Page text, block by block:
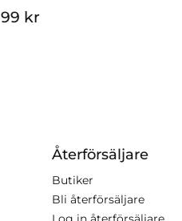
99 kr
Återförsäljare
Butiker
Bli återförsäljare